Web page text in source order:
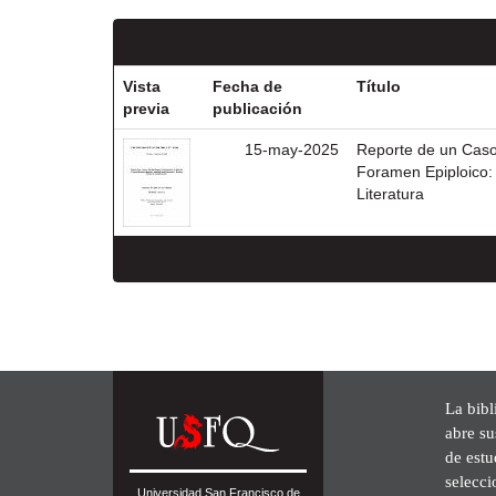
Vista
previa
Fecha de
publicación
Título
15-may-2025
Reporte de un
Foramen
Literatura
Universidad San Francisco de
La
abre
de